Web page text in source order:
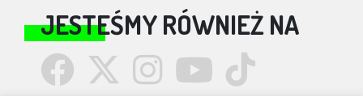
JESTEŚMY RÓWNIEŻ NA